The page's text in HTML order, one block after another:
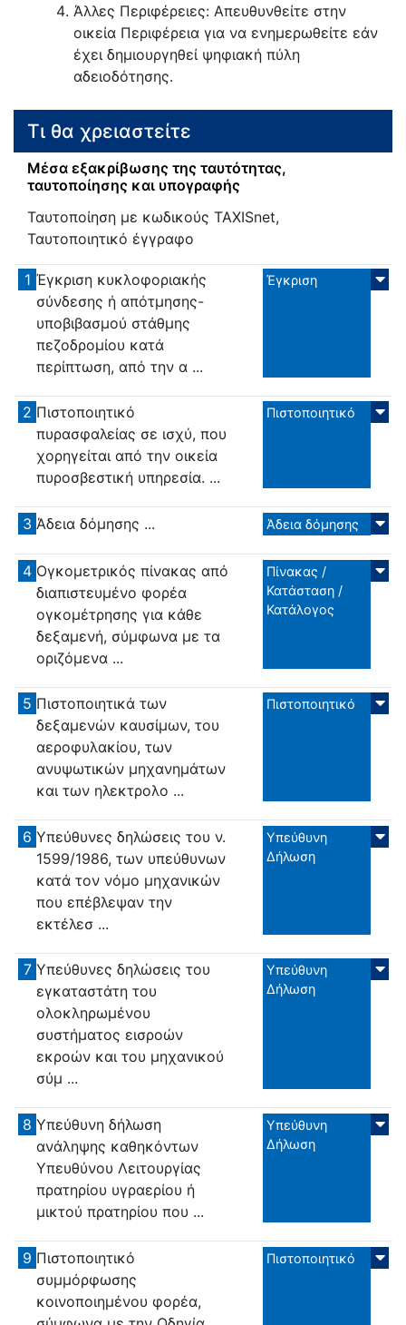
Άλλες Περιφέρειες: Απευθυνθείτε στην
οικεία Περιφέρεια για να ενημερωθείτε εάν
έχει δημιουργηθεί ψηφιακή πύλη
αδειοδότησης.
Τι θα χρειαστείτε
Μέσα εξακρίβωσης της ταυτότητας,
ταυτοποίησης και υπογραφής
Ταυτοποίηση με κωδικούς TAXISnet,
Ταυτοποιητικό έγγραφο
1 Έγκριση κυκλοφοριακής
σύνδεσης ή απότμησης-
υποβιβασμού στάθμης
πεζοδρομίου κατά
περίπτωση, από την α ...
Έγκριση
2 Πιστοποιητικό
πυρασφαλείας σε ισχύ, που
χορηγείται από την οικεία
πυροσβεστική υπηρεσία. ...
Πιστοποιητικό
3 Άδεια δόμησης ... Άδεια δόμησης
4 Ογκομετρικός πίνακας από
διαπιστευμένο φορέα
ογκομέτρησης για κάθε
δεξαμενή, σύμφωνα με τα
οριζόμενα ...
Πίνακας /
Κατάσταση /
Κατάλογος
5 Πιστοποιητικά των
δεξαμενών καυσίμων, του
αεροφυλακίου, των
ανυψωτικών μηχανημάτων
και των ηλεκτρολο ...
Πιστοποιητικό
6 Υπεύθυνες δηλώσεις του ν.
1599/1986, των υπεύθυνων
κατά τον νόμο μηχανικών
που επέβλεψαν την
εκτέλεσ ...
Υπεύθυνη
Δήλωση
7 Υπεύθυνες δηλώσεις του
εγκαταστάτη του
ολοκληρωμένου
συστήματος εισροών
εκροών και του μηχανικού
σύμ ...
Υπεύθυνη
Δήλωση
8 Υπεύθυνη δήλωση
ανάληψης καθηκόντων
Υπευθύνου Λειτουργίας
πρατηρίου υγραερίου ή
μικτού πρατηρίου που ...
Υπεύθυνη
Δήλωση
9 Πιστοποιητικό
συμμόρφωσης
κοινοποιημένου φορέα,
Πιστοποιητικό